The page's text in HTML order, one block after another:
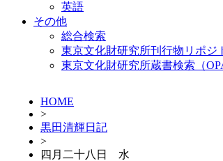
英語
その他
総合検索
東京文化財研究所刊行物リポジ
東京文化財研究所蔵書検索（
HOME
>
黒田清輝日記
>
四月二十八日 水